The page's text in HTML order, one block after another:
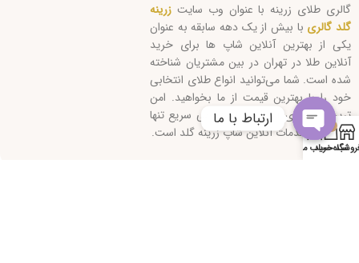
گالری طلای زرینه با عنوان وب سایت زرینه
گلد گالری با بیش از یک دهه سابقه به عنوان
یکی از بهترین آنلاین شاپ ها برای خرید
آنلاین طلا در تهران در بین مشتریان شناخته
شده است. شما می‌توانید انواع طلای انتخابی
خود را با بهترین قیمت از ما بخواهید. امن
ترین روش‌های ارسال و پاسخگویی سریع تنها
بخشی از خدمات آنلاین شاپ زرینه گلد است.
سبد خرید
حساب من
ارتباط با ما
Open